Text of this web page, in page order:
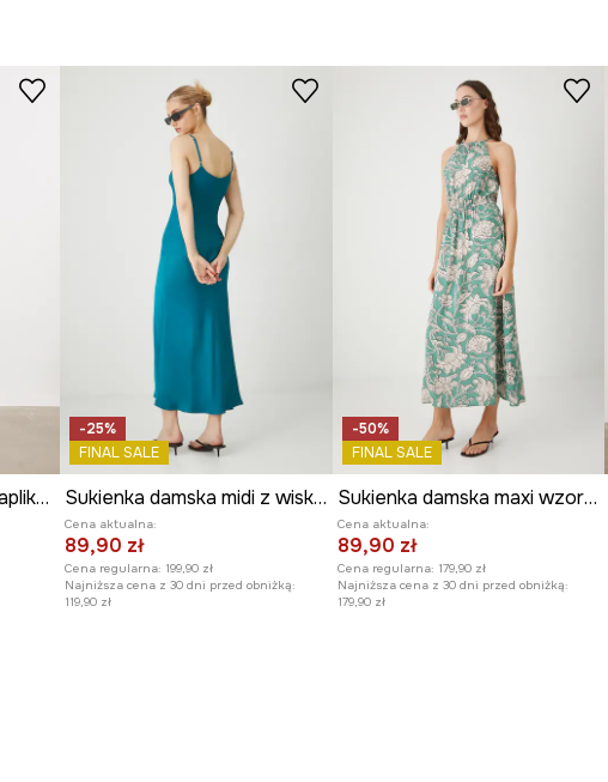
Sukienka drapowana z aplikacją
-25%
FINAL SALE
Sukienka damska midi z wiskozy satynowa kolor zielony
Cena aktualna:
89,90 zł
Cena regularna: 199,90 zł
Najniższa cena z 30 dni przed obniżką:
119,90 zł
-50%
FINAL SALE
Sukienka damska maxi wzorzysta z wiskozy
Cena aktualna:
89,90 zł
Cena regularna: 179,90 zł
Najniższa cena z 30 dni przed obniżką:
179,90 zł